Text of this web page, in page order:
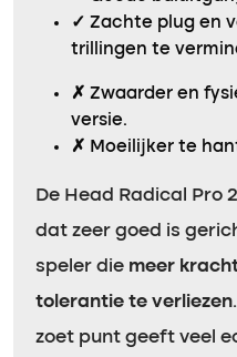
✓ Zachte plug en
trillingen te
✗ Zwaarder en
versie.
✗ Moeilijker te
De Head Radical Pro
dat zeer goed is
speler die meer
tolerantie te verliezen
zoet punt geeft veel